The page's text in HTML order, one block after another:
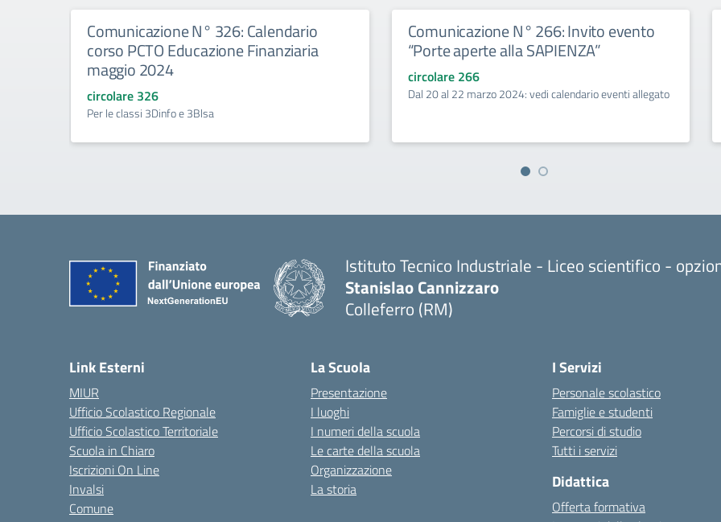
Comunicazione N° 326: Calendario
corso PCTO Educazione Finanziaria
maggio 2024
circolare 326
Per le classi 3Dinfo e 3Blsa
Comunicazione N° 266: Invito evento
“Porte aperte alla SAPIENZA”
circolare 266
Dal 20 al 22 marzo 2024: vedi calendario eventi allegato
Istituto Tecnico Industriale - Liceo scientifico -
Stanislao Cannizzaro
Colleferro (RM)
Link Esterni
MIUR
Ufficio Scolastico Regionale
Ufficio Scolastico Territoriale
Scuola in Chiaro
Iscrizioni On Line
Invalsi
Comune
La Scuola
Presentazione
I luoghi
I numeri della scuola
Le carte della scuola
Organizzazione
La storia
I Servizi
Personale scolastico
Famiglie e studenti
Percorsi di studio
Tutti i servizi
Didattica
Offerta formativa